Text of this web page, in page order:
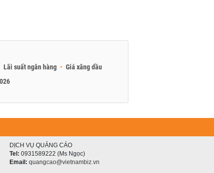
Lãi suất ngân hàng
Giá xăng dầu
DỊCH VỤ QUẢNG CÁO
Tel: 0931589222 (Ms Ngọc)
Email: quangcao@vietnambiz.vn